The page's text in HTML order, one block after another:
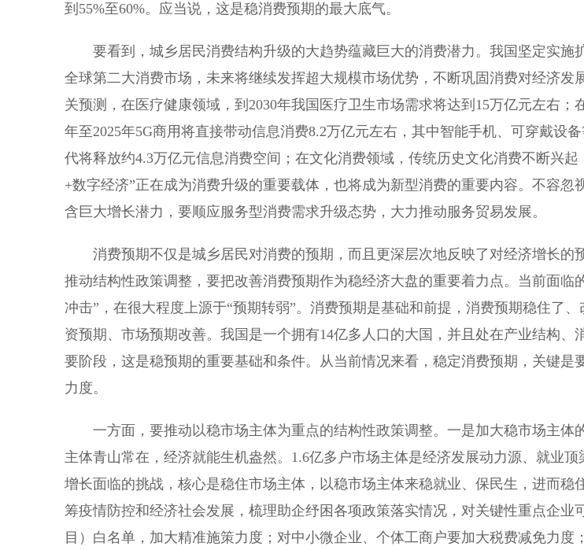
到55%至60%。应当说，这是稳消费预期的最大底气。
要看到，城乡居民消费结构升级的大趋势蕴藏巨大的消费潜力。我国坚定实施
全球第二大消费市场，未来将继续发挥超大规模市场优势，不断巩固消费对经济发
关预测，在医疗健康领域，到2030年我国医疗卫生市场需求将达到15万亿元左右；
年至2025年5G商用将直接带动信息消费8.2万亿元左右，其中智能手机、可穿戴设
代将释放约4.3万亿元信息消费空间；在文化消费领域，传统历史文化消费不断兴起
+数字经济”正在成为消费升级的重要载体，也将成为新型消费的重要内容。不容忽
含巨大增长潜力，要顺应服务型消费需求升级态势，大力推动服务贸易发展。
消费预期不仅是城乡居民对消费的预期，而且更深层次地反映了对经济增长的
推动结构性政策调整，要把改善消费预期作为稳经济大盘的重要着力点。当前面临
冲击”，在很大程度上源于“预期转弱”。消费预期是基础和前提，消费预期稳住了
资预期、市场预期改善。我国是一个拥有14亿多人口的大国，并且处在产业结构、
要阶段，这是稳预期的重要基础和条件。从当前情况来看，稳定消费预期，关键是
力度。
一方面，要推动以稳市场主体为重点的结构性政策调整。一是加大稳市场主体
主体青山常在，经济就能生机盎然。1.6亿多户市场主体是经济发展动力源、就业
增长面临的挑战，核心是稳住市场主体，以稳市场主体来稳就业、保民生，进而稳
筹疫情防控和经济社会发展，梳理助企纾困各项政策落实情况，对关键性重点企业
目）白名单，加大精准施策力度；对中小微企业、个体工商户要加大税费减免力度